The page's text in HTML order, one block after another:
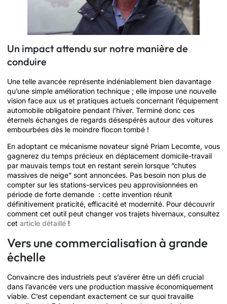
Un impact attendu sur notre manière de
conduire
Une telle avancée représente indéniablement bien davantage
qu’une simple amélioration technique ; elle impose une nouvelle
vision face aux us et pratiques actuels concernant l’équipement
automobile obligatoire pendant l’hiver. Terminé donc ces
éternels échanges de regards désespérés autour des voitures
embourbées dès le moindre flocon tombé !
En adoptant ce mécanisme novateur signé Priam Lecomte, vous
gagnerez du temps précieux en déplacement domicile-travail
par mauvais temps tout en restant serein lorsque “chutes
massives de neige” sont annoncées. Pas besoin non plus de
compter sur les stations-services peu approvisionnées en
période de forte demande : cette invention réunit
définitivement praticité, efficacité et modernité. Pour découvrir
comment cet outil peut changer vos trajets hivernaux, consultez
cet article détaillé !
Vers une commercialisation à grande
échelle
Convaincre des industriels peut s’avérer être un défi crucial
dans l’avancée vers une production massive économiquement
viable. C’est cependant exactement ce sur quoi travaille